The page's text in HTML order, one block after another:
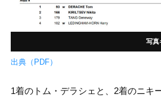
写真
出典（PDF）
1着のトム・デラシェと、2着のニキ